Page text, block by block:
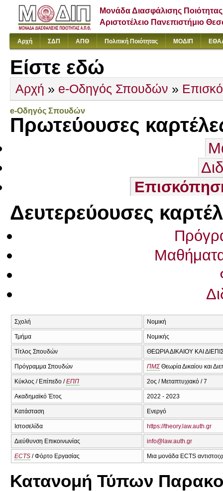
Μονάδα Διασφάλισης Ποιότητας
Αριστοτέλειο Πανεπιστήμιο
Αρχή ΣΔΠ ΑΠΘ Πολιτική Ποιότητας ΜΟΔΙΠ
Είστε εδώ
Αρχή » e-Οδηγός Σπουδών »
e-Οδηγός Σπουδών
Πρωτεύουσες
Δευτερεύουσες
Σχολή Νομική
Τμήμα Νομικής
Τίτλος Σπουδών ΘΕΩΡΙΑ ΔΙΚΑΙΟΥ ΚΑΙ
Πρόγραμμα Σπουδών ΠΜΣΘεωρία Δικαίου και
Κύκλος / Επίπεδο /ΕΠΠ 2ος / Μεταπτυχιακό / 7
Ακαδημαϊκό Έτος 2022 - 2023
Κατάσταση Ενεργό
Ιστοσελίδα https://theory.law.auth.gr
Διεύθυνση Επικοινωνίας info@law.auth.gr
ECTS / Φόρτο Εργασίας Μια μονάδα ECTS
Κατανομή Τύπων